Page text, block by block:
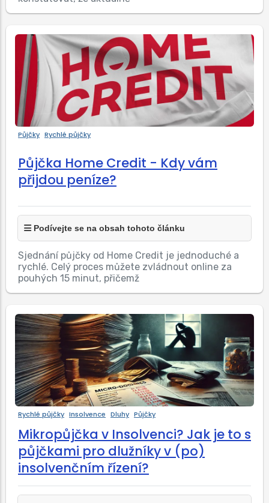
Půjčky Rychlé půjčky
Půjčka Home Credit - Kdy vám
přijdou peníze?
Podívejte se na obsah tohoto článku
Sjednání půjčky od Home Credit je jednoduché a
rychlé. Celý proces můžete zvládnout online za
pouhých 15 minut, přičemž
Rychlé půjčky Insolvence Dluhy Půjčky
Mikropůjčka v Insolvenci? Jak je to s
půjčkami pro dlužníky v (po)
insolvenčním řízení?